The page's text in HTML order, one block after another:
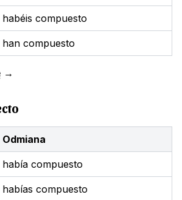
habéis compuesto
han compuesto
→
Odmiana
había compuesto
habías compuesto